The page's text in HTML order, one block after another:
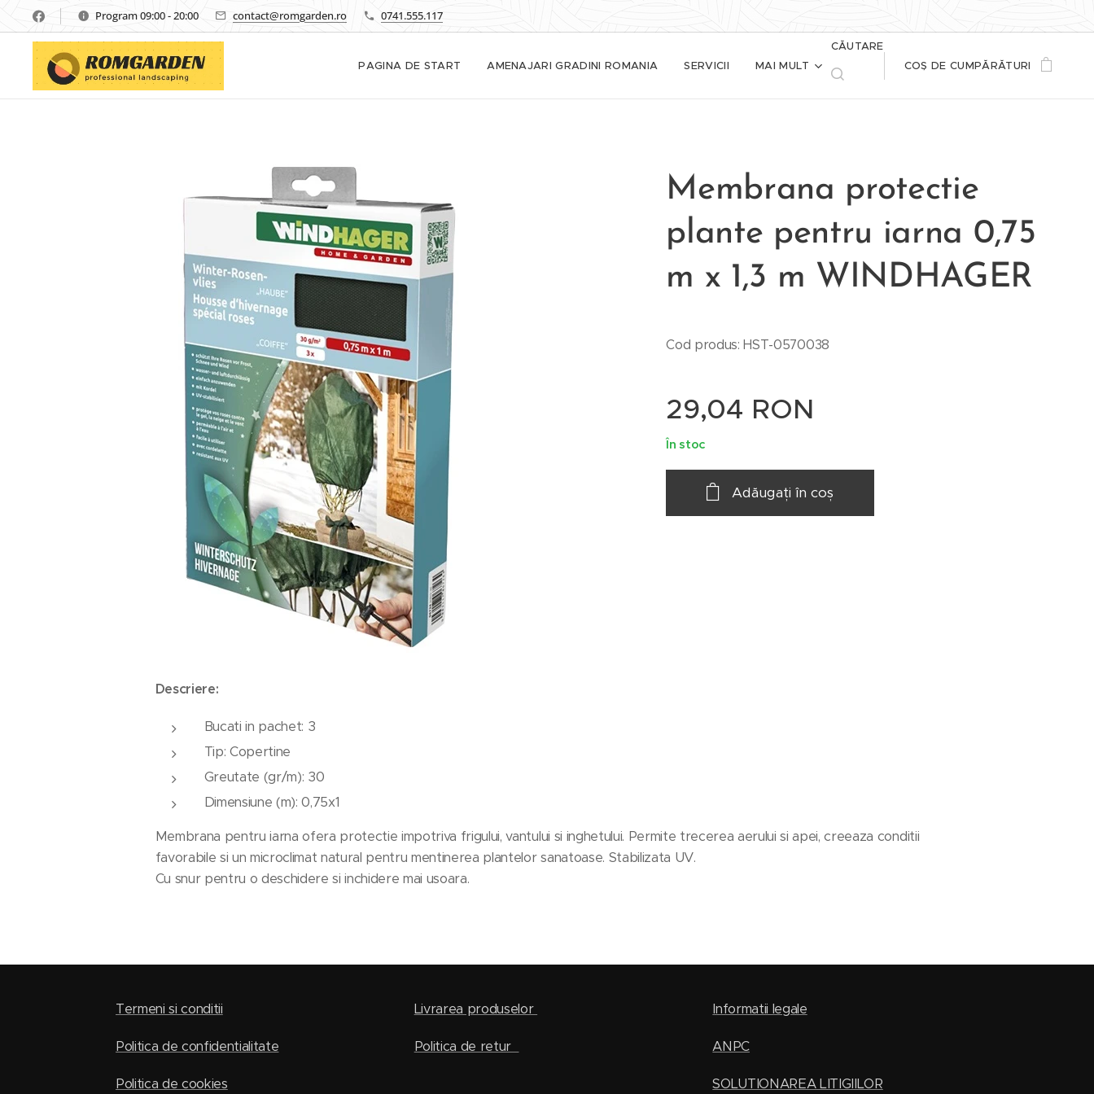
Program 09:00 - 20:00 contact@romgarden.ro 0741.555.117
PAGINA DE START AMENAJARI GRADINI ROMANIA SERVICII MAI MULT
CĂUTARE
COȘ DE CUMPĂRĂTURI
Membrana protectie
plante pentru iarna 0,75
m x 1,3 m WINDHAGER
Cod produs: HST-0570038
29,04 RON
În stoc
Adăugați în coș
Descriere:
Bucati in pachet: 3
Tip: Copertine
Greutate (gr/m): 30
Dimensiune (m): 0,75x1
Membrana pentru iarna ofera protectie impotriva frigului, vantului si inghetului. Permite trecerea aerului si apei, creeaza conditii
favorabile si un microclimat natural pentru mentinerea plantelor sanatoase. Stabilizata UV.
Cu snur pentru o deschidere si inchidere mai usoara.
Termeni si conditii
Politica de confidentialitate
Politica de cookies
Livrarea produselor
Politica de retur
Informatii legale
ANPC
SOLUTIONAREA LITIGIILOR